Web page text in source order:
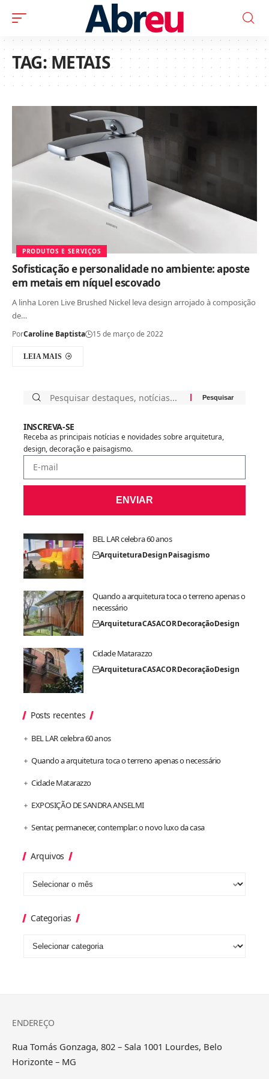
TAG:METAIS
PRODUTOS E SERVIÇOS
Sofisticação e personalidade no ambiente: aposte
em metais em níquel escovado
A linha Loren Live Brushed Nickel leva design arrojado à composição
de…
PorCaroline Baptista 15 de março de 2022
LEIA MAIS
INSCREVA-SE
Receba as principais notícias e novidades sobre arquitetura,
design, decoração e paisagismo.
ENVIAR
BEL LAR celebra 60 anos
ArquiteturaDesignPaisagismo
Quando a arquitetura toca o terreno apenas o
necessário
ArquiteturaCASACORDecoraçãoDesign
Cidade Matarazzo
ArquiteturaCASACORDecoraçãoDesign
Posts recentes
BEL LAR celebra 60 anos
Quando a arquitetura toca o terreno apenas o necessário
Cidade Matarazzo
EXPOSIÇÃO DE SANDRA ANSELMI
Sentar, permanecer, contemplar: o novo luxo da casa
Arquivos
Categorias
ENDEREÇO
Rua Tomás Gonzaga, 802 – Sala 1001 Lourdes, Belo
Horizonte – MG